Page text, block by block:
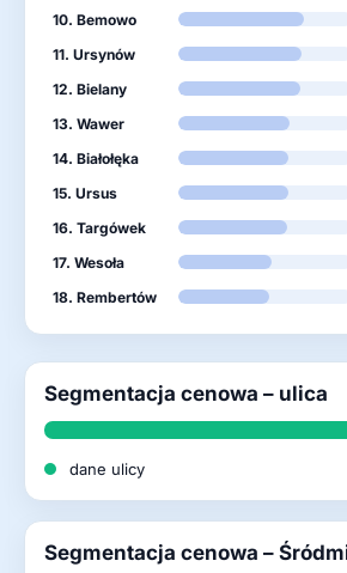
10. Bemowo
11. Ursynów
12. Bielany
13. Wawer
14. Białołęka
15. Ursus
16. Targówek
17. Wesoła
18. Rembertów
Segmentacja cenowa – ulica
dane ulicy
Segmentacja cenowa –